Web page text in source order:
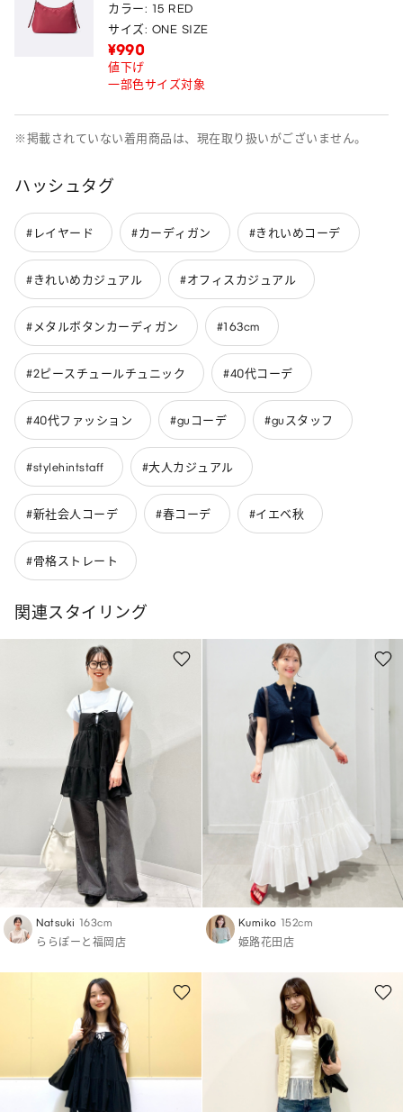
カラー: 15 RED
サイズ: ONE SIZE
¥990
値下げ
一部色サイズ対象
※掲載されていない着用商品は、現在取り扱いがございません。
ハッシュタグ
#レイヤード #カーディガン #きれいめコーデ
#きれいめカジュアル #オフィスカジュアル
#メタルボタンカーディガン #163cm
#2ピースチュールチュニック #40代コーデ
#40代ファッション #guコーデ #guスタッフ
#stylehintstaff #大人カジュアル
#新社会人コーデ #春コーデ #イエベ秋
#骨格ストレート
関連スタイリング
Natsuki 163cm
ららぽーと福岡店
Kumiko 152cm
姫路花田店